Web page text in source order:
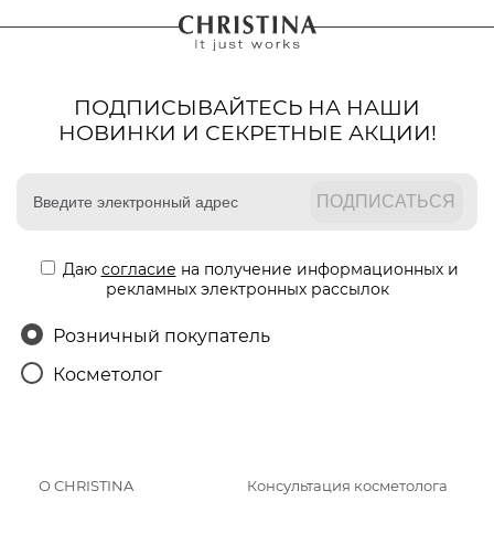
ПОДПИСЫВАЙТЕСЬ НА НАШИ
НОВИНКИ И СЕКРЕТНЫЕ АКЦИИ!
Даю согласие на получение информационных и
рекламных электронных рассылок
Розничный покупатель
Косметолог
О CHRISTINA Консультация косметолога